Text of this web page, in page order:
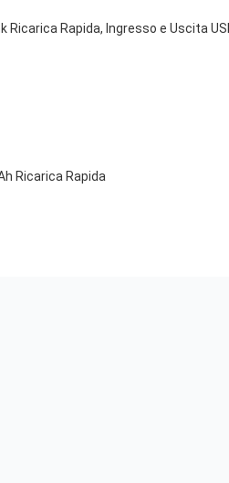
Ricarica Rapida, Ingresso e Uscita
Ricarica Rapida